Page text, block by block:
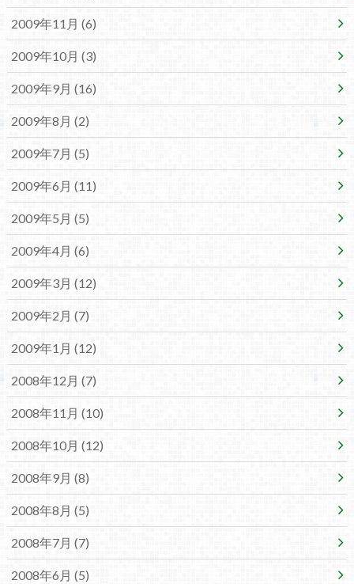
2009年11月 (6)
2009年10月 (3)
2009年9月 (16)
2009年8月 (2)
2009年7月 (5)
2009年6月 (11)
2009年5月 (5)
2009年4月 (6)
2009年3月 (12)
2009年2月 (7)
2009年1月 (12)
2008年12月 (7)
2008年11月 (10)
2008年10月 (12)
2008年9月 (8)
2008年8月 (5)
2008年7月 (7)
2008年6月 (5)